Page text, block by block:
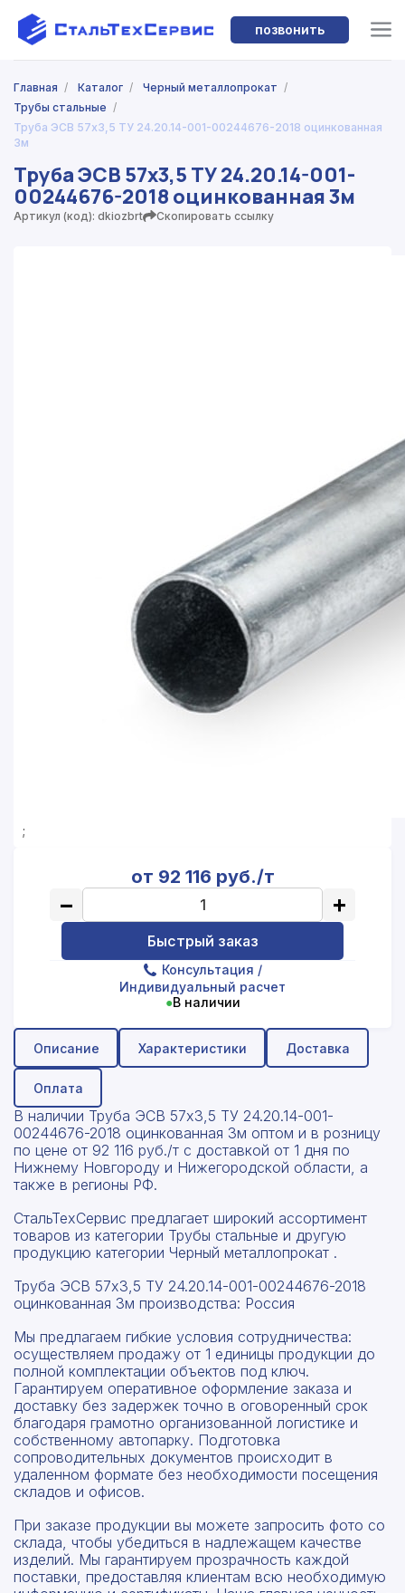
позвонить
Главная / Каталог / Черный металлопрокат /
Трубы стальные /
Труба ЭСВ 57x3,5 ТУ 24.20.14-001-00244676-2018 оцинкованная
3м
Труба ЭСВ 57x3,5 ТУ 24.20.14-001-
00244676-2018 оцинкованная 3м
Артикул (код): dkiozbrt Скопировать ссылку
;
от 92 116 руб./т
− +
Быстрый заказ
Консультация /
Индивидуальный расчет
●В наличии
Описание Характеристики Доставка
Оплата
В наличии Труба ЭСВ 57x3,5 ТУ 24.20.14-001-
00244676-2018 оцинкованная 3м оптом и в розницу
по цене от 92 116 руб./т с доставкой от 1 дня по
Нижнему Новгороду и Нижегородской области, а
также в регионы РФ.
СтальТехСервис предлагает широкий ассортимент
товаров из категории Трубы стальные и другую
продукцию категории Черный металлопрокат .
Труба ЭСВ 57x3,5 ТУ 24.20.14-001-00244676-2018
оцинкованная 3м производства: Россия
Мы предлагаем гибкие условия сотрудничества:
осуществляем продажу от 1 единицы продукции до
полной комплектации объектов под ключ.
Гарантируем оперативное оформление заказа и
доставку без задержек точно в оговоренный срок
благодаря грамотно организованной логистике и
собственному автопарку. Подготовка
сопроводительных документов происходит в
удаленном формате без необходимости посещения
складов и офисов.
При заказе продукции вы можете запросить фото со
склада, чтобы убедиться в надлежащем качестве
изделий. Мы гарантируем прозрачность каждой
поставки, предоставляя клиентам всю необходимую